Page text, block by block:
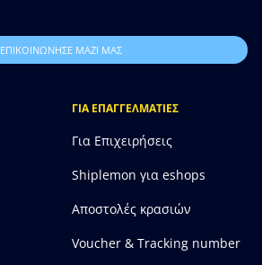
ΕΠΙΚΟΙΝΩΝΗΣΕ ΜΑΖΙ ΜΑΣ
ΓΙΑ ΕΠΑΓΓΕΛΜΑΤΙΕΣ
Για Επιχειρήσεις
Shiplemon για eshops
Αποστολές κρασιών
Voucher & Tracking number